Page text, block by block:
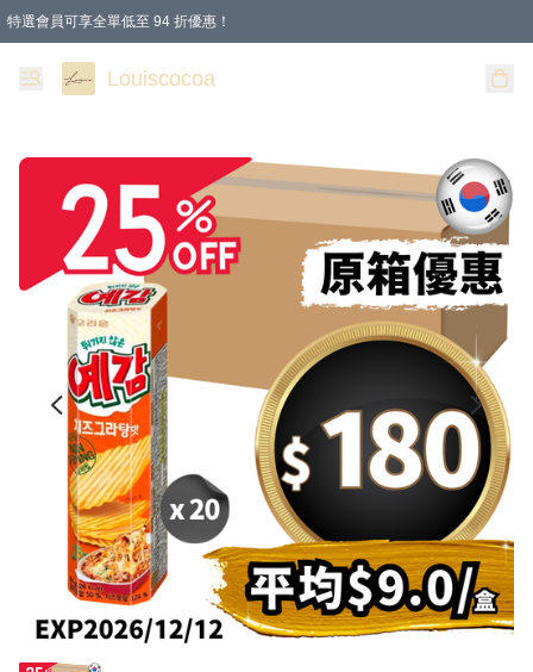
特選會員可享全單低至 94 折優惠！
購物滿 HKD 200.00即享免運費優惠！（適用於 本地送貨、本地取貨 )
Louiscocoa